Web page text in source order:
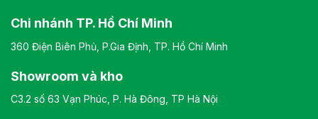
Chi nhánh TP. Hồ Chí Minh
360 Điện Biên Phủ, P.Gia Định, TP. Hồ Chí Minh
Showroom và kho
C3.2 số 63 Vạn Phúc, P. Hà Đông, TP Hà Nội